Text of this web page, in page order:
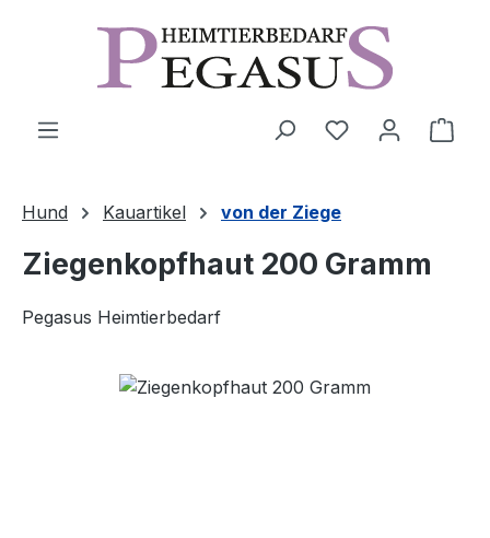
Zum Hauptinhalt springen
Hund Kauartikel von der Ziege
Ziegenkopfhaut 200 Gramm
Pegasus Heimtierbedarf
Bildergalerie überspringen